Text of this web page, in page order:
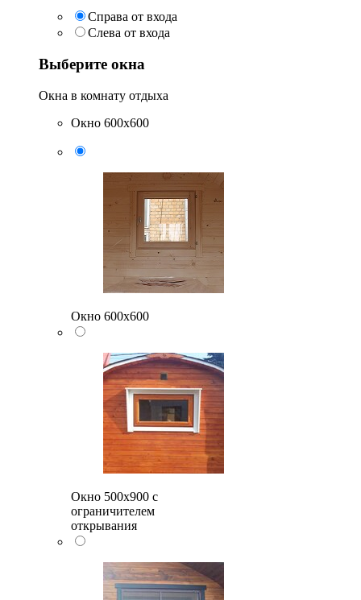
Справа от входа
Слева от входа
Выберите окна
Окна в комнату отдыха
Окно 600х600
Окно 600х600
Окно 500x900 с
ограничителем
открывания